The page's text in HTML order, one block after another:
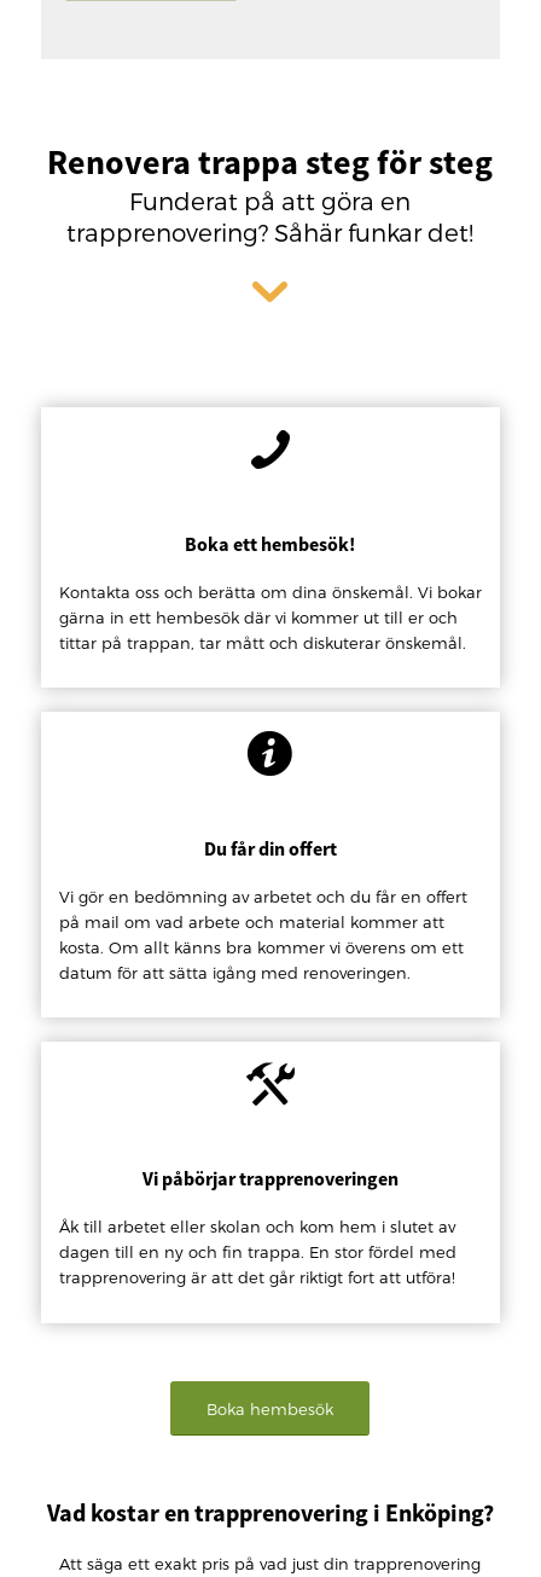
Renovera trappa steg för steg
Funderat på att göra en
trapprenovering? Såhär funkar det!
Boka ett hembesök!
Kontakta oss och berätta om dina önskemål. Vi bokar
gärna in ett hembesök där vi kommer ut till er och
tittar på trappan, tar mått och diskuterar önskemål.
Du får din offert
Vi gör en bedömning av arbetet och du får en offert
på mail om vad arbete och material kommer att
kosta. Om allt känns bra kommer vi överens om ett
datum för att sätta igång med renoveringen.
Vi påbörjar trapprenoveringen
Åk till arbetet eller skolan och kom hem i slutet av
dagen till en ny och fin trappa. En stor fördel med
trapprenovering är att det går riktigt fort att utföra!
Boka hembesök
Vad kostar en trapprenovering i Enköping?
Att säga ett exakt pris på vad just din trapprenovering